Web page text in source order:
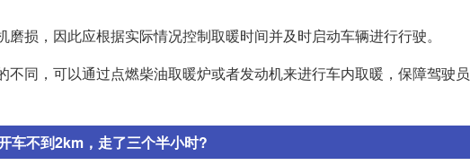
损，因此应根据实际情况控制取暖时间并及时启动车辆进行行驶。
同，可以通过点燃柴油取暖炉或者发动机来进行车内取暖，保障驾驶员
车不到2km，走了三个半小时?